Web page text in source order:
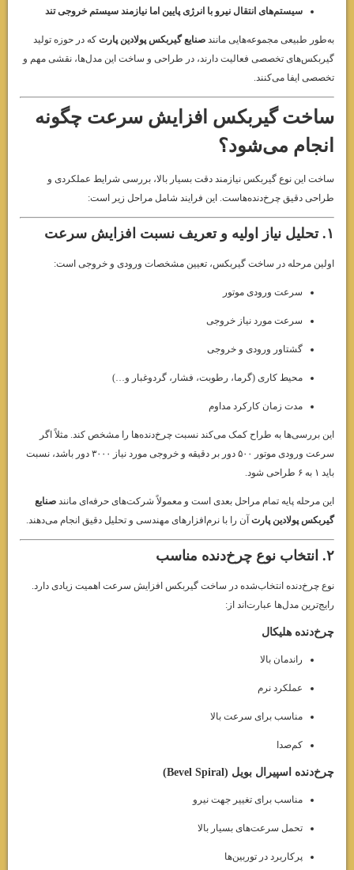
سیستم‌های انتقال نیرو با انرژی پایین اما نیازمند سیستم خروجی تند
به‌طور طبیعی مجموعه‌هایی مانندصنایع گیربکس پولادین پارتکه در حوزه تولید
گیربکس‌های تخصصی فعالیت دارند، در طراحی و ساخت این مدل‌ها، نقشی مهم و
تخصصی ایفا می‌کنند.
ساخت گیربکس افزایش سرعت چگونه
انجام می‌شود؟
ساخت این نوع گیربکس نیازمند دقت بسیار بالا، بررسی شرایط عملکردی و
طراحی دقیق چرخ‌دنده‌هاست. این فرایند شامل مراحل زیر است:
اولین مرحله در ساخت گیربکس، تعیین مشخصات ورودی و خروجی است:
سرعت ورودی موتور
سرعت مورد نیاز خروجی
گشتاور ورودی و خروجی
محیط کاری (گرما، رطوبت، فشار، گردوغبار و…)
مدت زمان کارکرد مداوم
این بررسی‌ها به طراح کمک می‌کند نسبت چرخ‌دنده‌ها را مشخص کند. مثلاً اگر
سرعت ورودی موتور ۵۰۰ دور بر دقیقه و خروجی مورد نیاز ۳۰۰۰ دور باشد، نسبت
باید ۱ به ۶ طراحی شود.
این مرحله پایه تمام مراحل بعدی است و معمولاً شرکت‌های حرفه‌ای مانندصنایع
گیربکس پولادین پارتآن را با نرم‌افزارهای مهندسی و تحلیل دقیق انجام می‌دهند.
۲. انتخاب نوع چرخ‌دنده مناسب
نوع چرخ‌دنده انتخاب‌شده در ساخت گیربکس افزایش سرعت اهمیت زیادی دارد.
رایج‌ترین مدل‌ها عبارت‌اند از:
چرخ‌دنده هلیکال
راندمان بالا
عملکرد نرم
مناسب برای سرعت بالا
کم‌صدا
چرخ‌دنده اسپیرال بویل (Bevel Spiral)
مناسب برای تغییر جهت نیرو
تحمل سرعت‌های بسیار بالا
پرکاربرد در توربین‌ها